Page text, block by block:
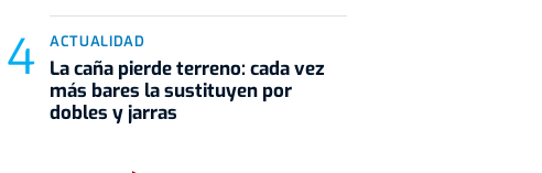
ACTUALIDAD
La caña pierde terreno: cada vez
más bares la sustituyen por
dobles y jarras